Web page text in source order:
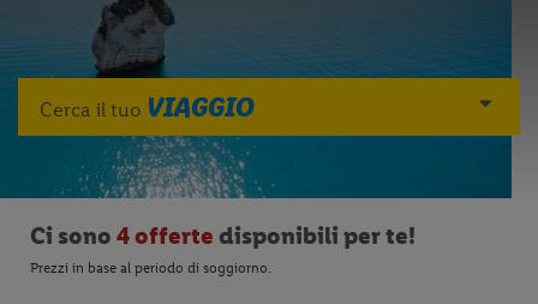
Cerca il tuo VIAGGIO
Ci sono4 offerte disponibili per te!
Prezzi in base al periodo di soggiorno.